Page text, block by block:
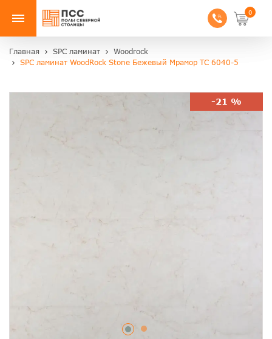
0
Главная SPC ламинат
Woodrock
SPC ламинат WoodRock Stone Бежевый Мрамор TC 6040-5
-21 %